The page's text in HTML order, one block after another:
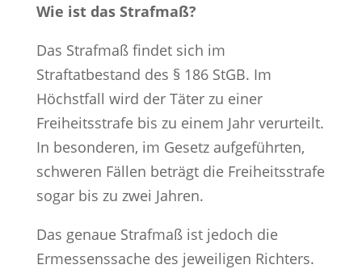
Wie ist das Strafmaß?
Das Strafmaß findet sich im
Straftatbestand des § 186 StGB. Im
Höchstfall wird der Täter zu einer
Freiheitsstrafe bis zu einem Jahr verurteilt.
In besonderen, im Gesetz aufgeführten,
schweren Fällen beträgt die Freiheitsstrafe
sogar bis zu zwei Jahren.
Das genaue Strafmaß ist jedoch die
Ermessenssache des jeweiligen Richters.